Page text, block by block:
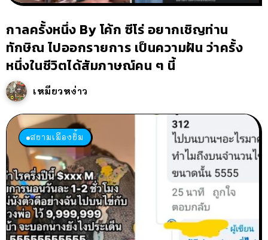
กาลครั้งหนึ่ง By โค้ก ซีโร่ อยากเชิญท่าน
ทักษิณ ไปออกรายการ เป็นความฝัน ว่าครั้ง
หนึ่งในชีวิตได้สัมภาษณ์คน ๆ นี้
เหมียวหง่าว
สยามเมืองยิ้ม